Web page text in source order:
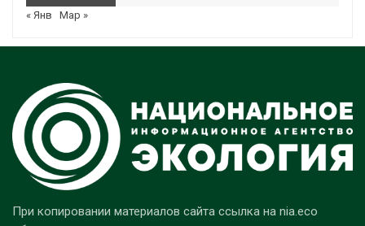
« Янв
Мар »
При копировании материалов сайта ссылка на nia.eco